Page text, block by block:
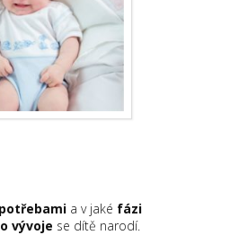
potřebami a v jaké fázi
vývoje se dítě narodí.